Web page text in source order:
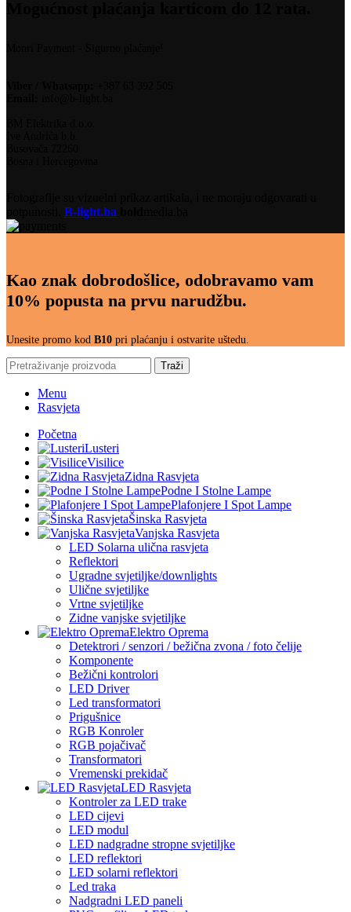
B-light.ba
Kao znak dobrodošlice, odobravamo vam
10% popusta na prvu narudžbu.
Unesite promo kod B10 pri plaćanju i ostvarite uštedu.
Traži
Menu
Rasvjeta
Početna
Lusteri
Visilice
Zidna Rasvjeta
Podne I Stolne Lampe
Plafonjere I Spot Lampe
Šinska Rasvjeta
Vanjska Rasvjeta
LED Solarna ulična rasvjeta
Reflektori
Ugradne svjetiljke/downlights
Ulične svjetiljke
Vrtne svjetiljke
Zidne vanjske svjetiljke
Elektro Oprema
Detektrori / senzori / bežična zvona / foto čelije
Komponente
Bežični kontrolori
LED Driver
Led transformatori
Prigušnice
RGB Konroler
RGB pojačivač
Transformatori
Vremenski prekidač
LED Rasvjeta
Kontroler za LED trake
LED cijevi
LED modul
LED nadgradne stropne svjetiljke
LED reflektori
LED solarni reflektori
Led traka
Nadgradni LED paneli